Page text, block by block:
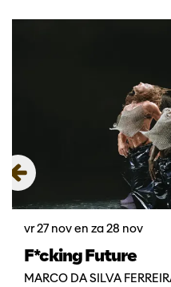
F*cking Future
MARCO DA SILVA
vr 27 noven za 28 nov